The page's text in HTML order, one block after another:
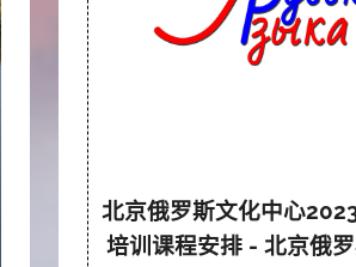
北京俄罗斯文化中心
培训课程安排 - 北京俄